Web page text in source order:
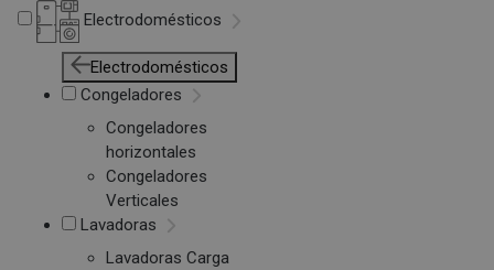
Electrodomésticos
Electrodomésticos
Congeladores
Congeladores
horizontales
Congeladores
Verticales
Lavadoras
Lavadoras Carga